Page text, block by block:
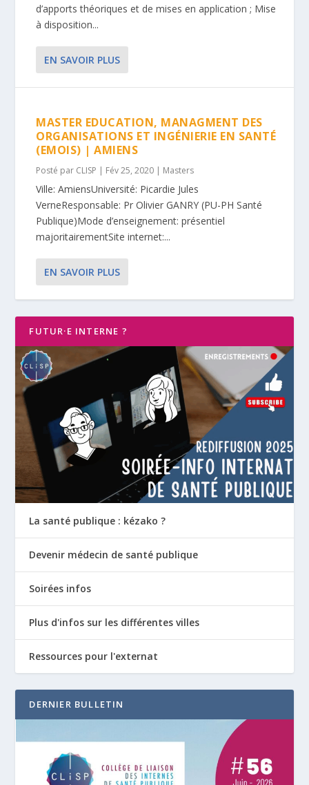
d’apports théoriques et de mises en application ; Mise
à disposition...
EN SAVOIR PLUS
MASTER EDUCATION, MANAGMENT DES
ORGANISATIONS ET INGÉNIERIE EN SANTÉ
(EMOIS) | AMIENS
Posté par CLISP | Fév 25, 2020 | Masters
Ville: AmiensUniversité: Picardie Jules
VerneResponsable: Pr Olivier GANRY (PU-PH Santé
Publique)Mode d’enseignement: présentiel
majoritairementSite internet:...
EN SAVOIR PLUS
FUTUR·E INTERNE ?
La santé publique : kézako ?
Devenir médecin de santé publique
Soirées infos
Plus d'infos sur les différentes villes
Ressources pour l'externat
DERNIER BULLETIN